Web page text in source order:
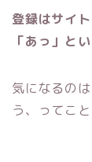
登録はサイ
「あっ」と
気になるの
う、ってこと